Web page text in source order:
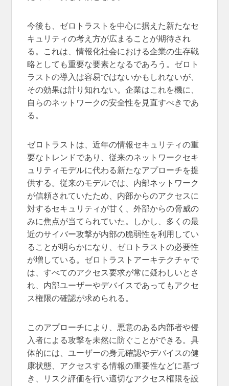
今後も、ゼロトラストを中心に据えた新たなセ
キュリティの考え方が広まることが期待され
る。これは、情報化社会における企業の生存戦
略としても重要な要素となるであろう。ゼロト
ラストの導入は容易ではないかもしれないが、
その効果は計り知れない。企業はこれを機に、
自らのネットワークの安全性を見直すべきであ
る。
ゼロトラストは、近年の情報セキュリティの重
要なトレンドであり、従来のネットワークセキ
ュリティモデルに代わる新たなアプローチを提
供する。従来のモデルでは、内部ネットワーク
が信頼されていたため、内部からのアクセスに
対するセキュリティが甘く、外部からの脅威の
みに焦点が当てられていた。しかし、多くの最
近のサイバー攻撃が内部の脆弱性を利用してい
ることが明らかになり、ゼロトラストの必要性
が増している。ゼロトラストアーキテクチャで
は、すべてのアクセス要求が常に疑わしいとさ
れ、内部ユーザーやデバイスであってもアクセ
ス権限の確認が求められる。
このアプローチにより、悪意のある内部者や侵
入者による攻撃を未然に防ぐことができる。具
体的には、ユーザーの身元確認やデバイスの健
康状態、アクセスする情報の重要性などに基づ
き、リスク評価を行い適切なアクセス権限を設